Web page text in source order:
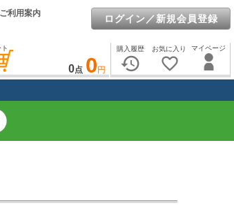
ご利用案内 ログイン／新規会員登録
マイページ
お気に入り
favorite_border
購入履歴
history
0点 0 円